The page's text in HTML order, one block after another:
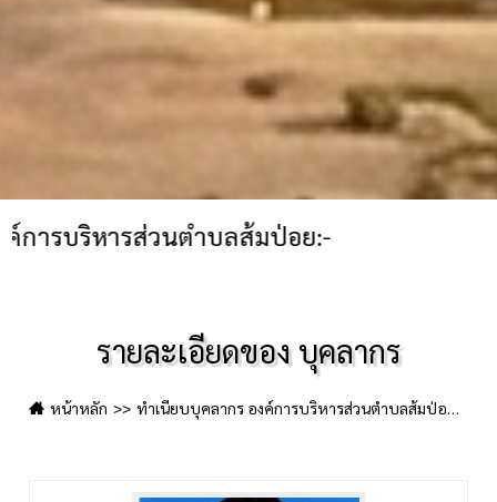
วนตำบลส้มป่อย:-
รายละเอียดของ บุคลากร
หน้าหลัก ทำเนียบบุคลากร องค์การบริหารส่วนตำบลส้มป่อย